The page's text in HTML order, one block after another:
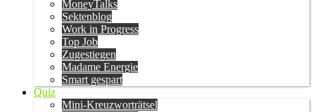
MoneyTalks
Sektenblog
Work in Progress
Top Job
Zugestiegen
Madame Energie
Smart gespart
Quiz
Mini-Kreuzworträtsel